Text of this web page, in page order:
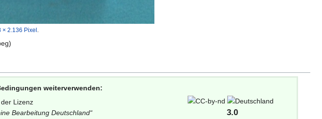
× 2.136 Pixel
)
weiterverwenden:
Lizenz
Bearbeitung Deutschland“
3.0